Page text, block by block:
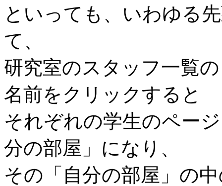
といっても、いわゆる
て、
研究室のスタッフ一覧
名前をクリックすると
それぞれの学生のペー
分の部屋」になり、
その「自分の部屋」の